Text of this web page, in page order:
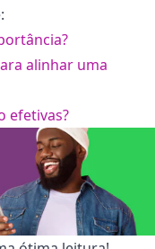
alinhar uma
efetivas?